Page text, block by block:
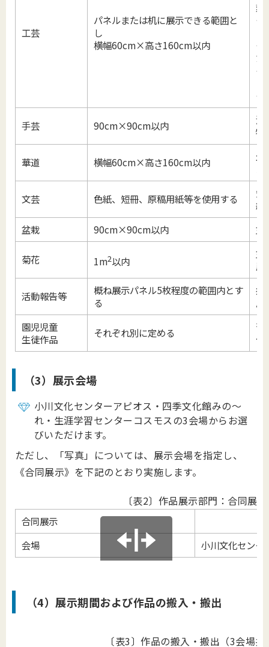
工芸
パネルまたは机に展示できる範囲と
し
横幅60cm×高さ160cm以内
刻
ー
ー
た
イ
ー
手芸 90cm×90cm以内
洋
物
華道 横幅60cm×高さ160cm以内
生
文芸 色紙、短冊、原稿用紙等を使用する
短
絵
盆栽
90cm×90cm以内 盆
菊花 1m2以内
盆
崖
活動報告等
概ね展示パネル5枚程度の範囲内とす
る
郷
展
園児児童
生徒作品
それぞれ別に定める
習
作
（3）展示会場
小川文化センターアピオス・四季文化館みの～
れ・生涯学習センターコスモスの3会場からお選
びいただけます。
ただし、「写真」については、展示会場を指定し、
《合同展示》を下記のとおり実施します。
〔表2〕作品展示部門：合同展示
合同展示
会場
小川文化センタ
（4）展示期間および作品の搬入・搬出
〔表3〕作品の搬入・搬出（3会場共